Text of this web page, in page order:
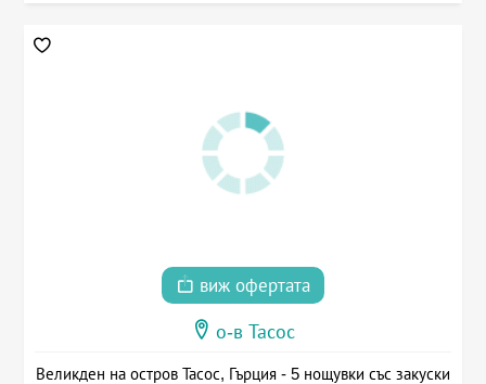
виж офертата
о-в Тасос
Великден на остров Тасос, Гърция - 5 нощувки със закуски